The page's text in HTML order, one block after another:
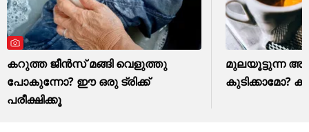
കറുത്ത ജീൻസ് മങ്ങി വെളുത്തു
പോകുന്നോ? ഈ ഒരു ട്രിക്ക്
പരീക്ഷിക്കൂ
മുലയൂട്ടുന്ന
കുടിക്കാമോ?